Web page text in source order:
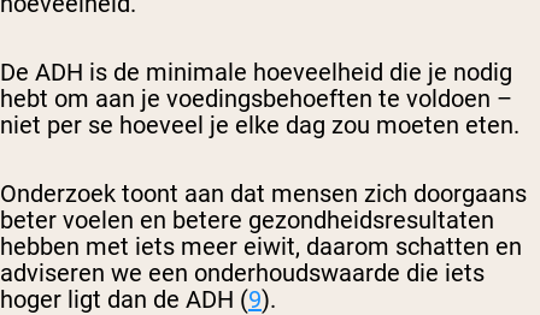
De ADH is de minimale hoeveelheid die je nodig
hebt om aan je voedingsbehoeften te voldoen –
niet per se hoeveel je elke dag zou moeten eten.
Onderzoek toont aan dat mensen zich doorgaans
beter voelen en betere gezondheidsresultaten
hebben met iets meer eiwit, daarom schatten en
adviseren we een onderhoudswaarde die iets
hoger ligt dan de ADH (9).